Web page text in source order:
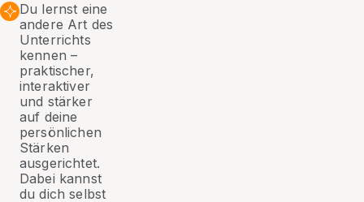
Du lernst eine
andere Art des
Unterrichts
kennen –
praktischer,
interaktiver
und stärker
auf deine
persönlichen
Stärken
ausgerichtet.
Dabei kannst
du dich selbst